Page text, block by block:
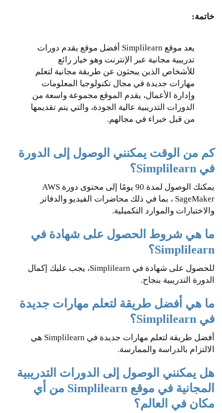
خاتمة:
يعد موقع Simplilearn أفضل موقع يقدم دورات
تدريبية مجانية عبر الإنترنت وهو خيار رائع
للأشخاص الذين يبحثون عن طريقة مجانية لتعلم
مهارات جديدة في مجال تكنولوجيا المعلومات
وإدارة الأعمال، يقدم الموقع مجموعة واسعة من
الدورات التدريبية عالية الجودة، والتي يتم تقديمها
من قبل خبراء في مجالهم.
كم من الوقت يمكنني الوصول إلى الدورة
في Simplilearn؟
يمكنك الوصول لمدة 90 يومًا إلى محتوى دورة AWS
SageMaker ، بما في ذلك محاضرات الفيديو والدفاتر
والاختبارات والموارد التكميلية.
ما هي شروط الحصول على شهادة في
Simplilearn؟
للحصول على شهادة في Simplilearn، يجب عليك إكمال
الدورة التدريبية بنجاح.
ما هي أفضل طريقة لتعلم مهارات جديدة
في Simplilearn؟
أفضل طريقة لتعلم مهارات جديدة في Simplilearn هي
الالتزام بالدراسة والممارسة.
هل يمكنني الوصول إلى الدورات التدريبية
المجانية في موقع Simplilearn من أي
مكان في العالم؟